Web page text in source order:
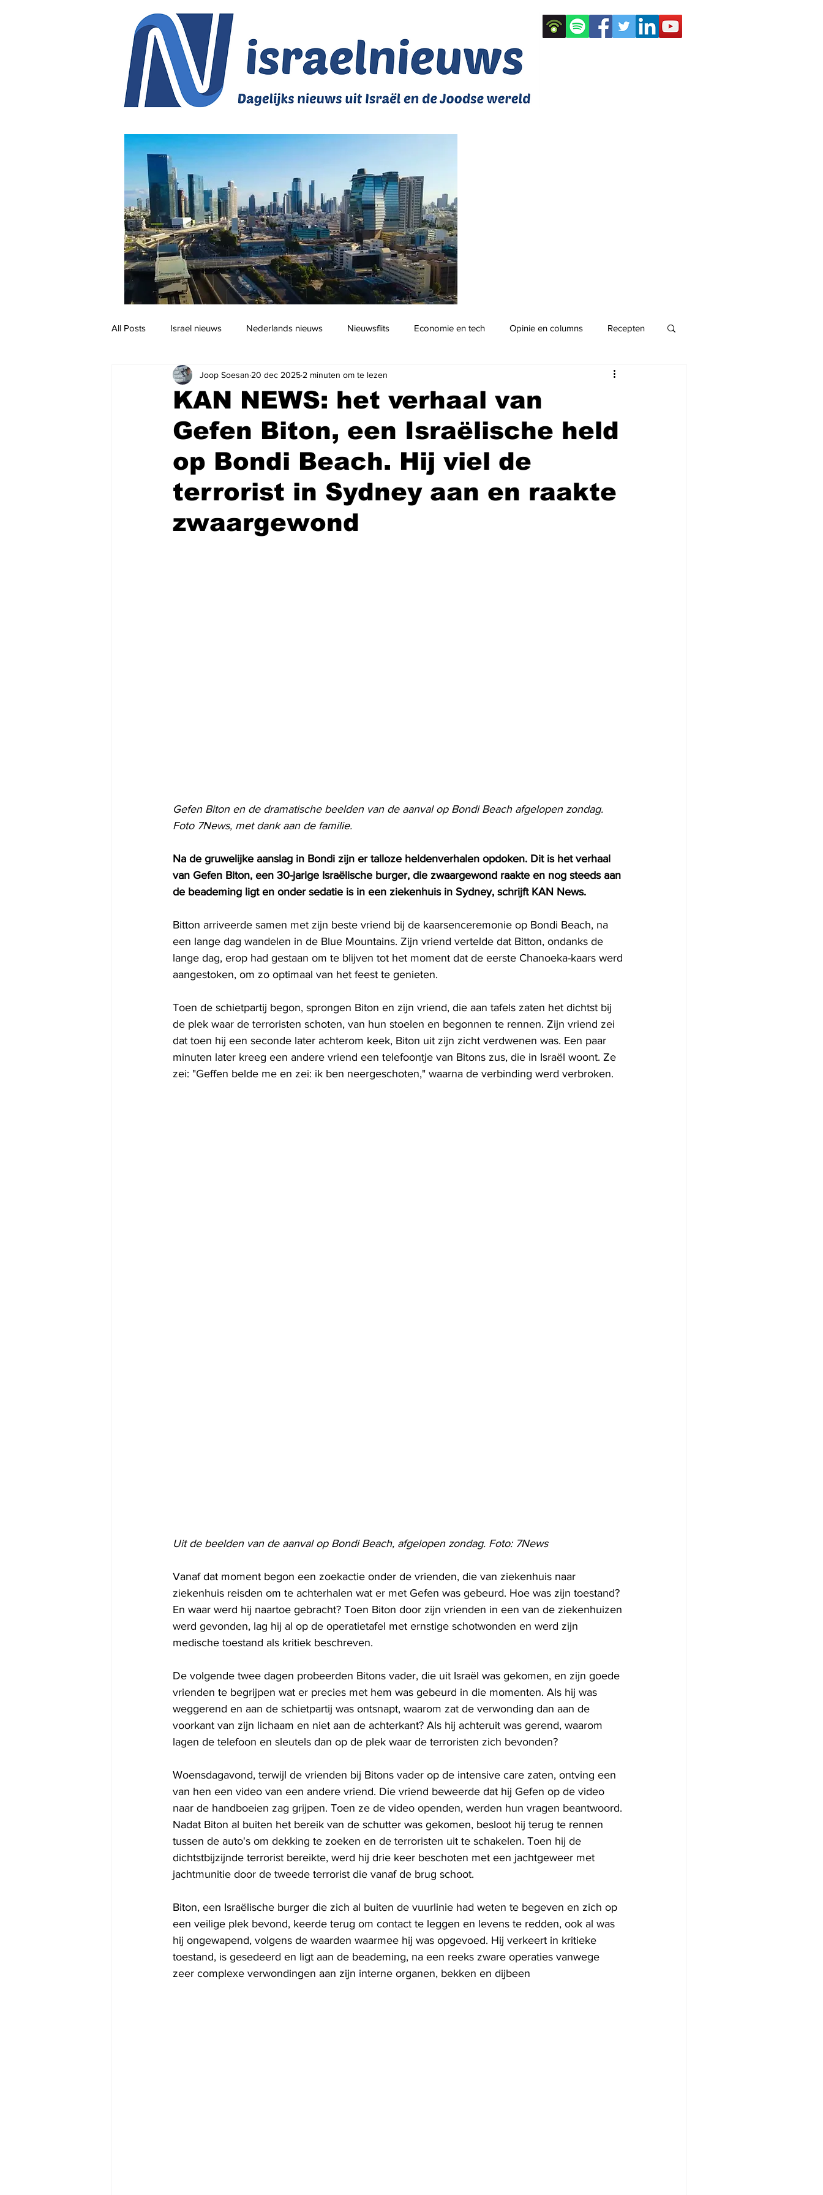
All Posts Israel nieuws Nederlands nieuws Nieuwsflits Economie en tech Opinie en columns Recepten
Jodendom en cultuur Podcast
KAN NEWS: het verhaal van
Gefen Biton, een Israëlische held
op Bondi Beach. Hij viel de
terrorist in Sydney aan en raakte
zwaargewond
Joop Soesan 20 dec 2025 2 minuten om te lezen
Gefen Biton en de dramatische beelden van de aanval op Bondi Beach afgelopen zondag.
Foto 7News, met dank aan de familie.
Na de gruwelijke aanslag in Bondi zijn er talloze heldenverhalen opdoken. Dit is het verhaal
van Gefen Biton, een 30-jarige Israëlische burger, die zwaargewond raakte en nog steeds aan
de beademing ligt en onder sedatie is in een ziekenhuis in Sydney, schrijft KAN News.
Bitton arriveerde samen met zijn beste vriend bij de kaarsenceremonie op Bondi Beach, na
een lange dag wandelen in de Blue Mountains. Zijn vriend vertelde dat Bitton, ondanks de
lange dag, erop had gestaan ​​om te blijven tot het moment dat de eerste Chanoeka-kaars werd
aangestoken, om zo optimaal van het feest te genieten.
Toen de schietpartij begon, sprongen Biton en zijn vriend, die aan tafels zaten het dichtst bij
de plek waar de terroristen schoten, van hun stoelen en begonnen te rennen. Zijn vriend zei
dat toen hij een seconde later achterom keek, Biton uit zijn zicht verdwenen was. Een paar
minuten later kreeg een andere vriend een telefoontje van Bitons zus, die in Israël woont. Ze
zei: "Geffen belde me en zei: ik ben neergeschoten," waarna de verbinding werd verbroken.
Uit de beelden van de aanval op Bondi Beach, afgelopen zondag. Foto: 7News
Vanaf dat moment begon een zoekactie onder de vrienden, die van ziekenhuis naar
ziekenhuis reisden om te achterhalen wat er met Gefen was gebeurd. Hoe was zijn toestand?
En waar werd hij naartoe gebracht? Toen Biton door zijn vrienden in een van de ziekenhuizen
werd gevonden, lag hij al op de operatietafel met ernstige schotwonden en werd zijn
medische toestand als kritiek beschreven.
De volgende twee dagen probeerden Bitons vader, die uit Israël was gekomen, en zijn goede
vrienden te begrijpen wat er precies met hem was gebeurd in die momenten. Als hij was
weggerend en aan de schietpartij was ontsnapt, waarom zat de verwonding dan aan de
voorkant van zijn lichaam en niet aan de achterkant? Als hij achteruit was gerend, waarom
lagen de telefoon en sleutels dan op de plek waar de terroristen zich bevonden?
Woensdagavond, terwijl de vrienden bij Bitons vader op de intensive care zaten, ontving een
van hen een video van een andere vriend. Die vriend beweerde dat hij Gefen op de video
naar de handboeien zag grijpen. Toen ze de video openden, werden hun vragen beantwoord.
Nadat Biton al buiten het bereik van de schutter was gekomen, besloot hij terug te rennen
tussen de auto's om dekking te zoeken en de terroristen uit te schakelen. Toen hij de
dichtstbijzijnde terrorist bereikte, werd hij drie keer beschoten met een jachtgeweer met
jachtmunitie door de tweede terrorist die vanaf de brug schoot.
Biton, een Israëlische burger die zich al buiten de vuurlinie had weten te begeven en zich op
een veilige plek bevond, keerde terug om contact te leggen en levens te redden, ook al was
hij ongewapend, volgens de waarden waarmee hij was opgevoed. Hij verkeert in kritieke
toestand, is gesedeerd en ligt aan de beademing, na een reeks zware operaties vanwege
zeer complexe verwondingen aan zijn interne organen, bekken en dijbeen